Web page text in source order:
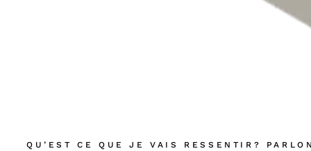
QU’EST CE QUE JE VAIS RESSENTIR?